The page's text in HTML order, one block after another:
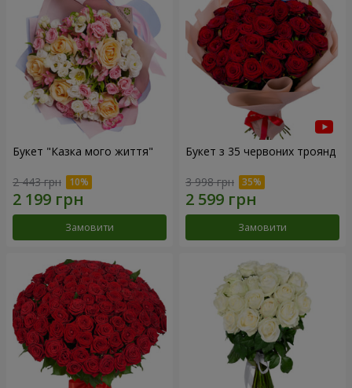
Букет "Казка мого життя"
2 443 грн
Замовити
Букет з 35 червоних троянд
3 998 грн
Замовити